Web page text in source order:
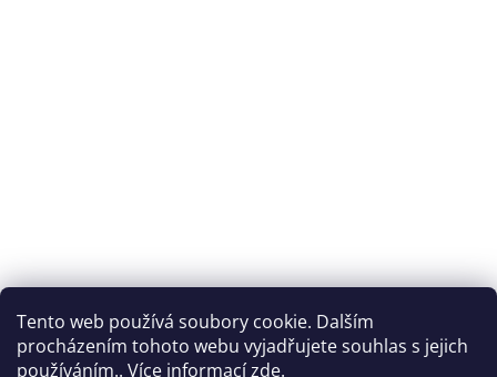
Tento web používá soubory cookie. Dalším
procházením tohoto webu vyjadřujete souhlas s jejich
používáním.. Více informacízde.